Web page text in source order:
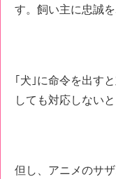
す。飼い主に忠誠
｢犬｣に命令を出す
しても対応しない
但し、アニメのサ